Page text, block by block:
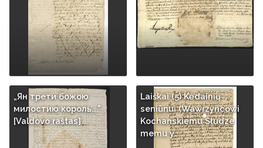
„Ян трети божою
милостию король..."
[Valdovo raštas]
Laiškai (5) Kėdainių
seniūnui (Wawrzyncowi
Kochanskiemu Słudze
memu y…